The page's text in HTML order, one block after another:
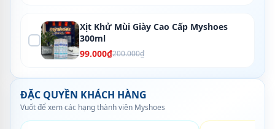
Xịt Khử Mùi Giày Cao Cấp Myshoes
300ml
99.000₫200.000₫
ĐẶC QUYỀN KHÁCH HÀNG
Vuốt để xem các hạng thành viên Myshoes